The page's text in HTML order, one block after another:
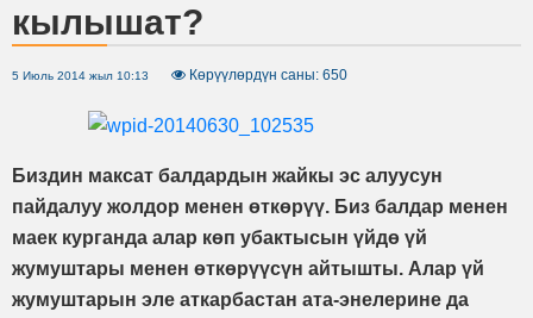
кылышат?
5 Июль 2014 жыл 10:13 Көрүүлөрдүн саны: 650
Биздин максат балдардын жайкы эс алуусун
пайдалуу жолдор менен өткөрүү. Биз балдар менен
маек курганда алар көп убактысын үйдө үй
жумуштары менен өткөрүүсүн айтышты. Алар үй
жумуштарын эле аткарбастан ата-энелерине да